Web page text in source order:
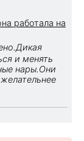
работала на
и менять
нары.Они